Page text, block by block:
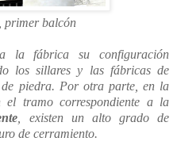
primer balcón
la fábrica su configuración
los sillares y las fábricas de
piedra. Por otra parte, en la
tramo correspondiente a la
, existen un alto grado de
de cerramiento.